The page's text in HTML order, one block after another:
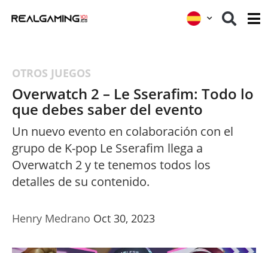
OTROS JUEGOS
Overwatch 2 – Le Sserafim: Todo lo
que debes saber del evento
Un nuevo evento en colaboración con el
grupo de K-pop Le Sserafim llega a
Overwatch 2 y te tenemos todos los
detalles de su contenido.
Henry Medrano Oct 30, 2023